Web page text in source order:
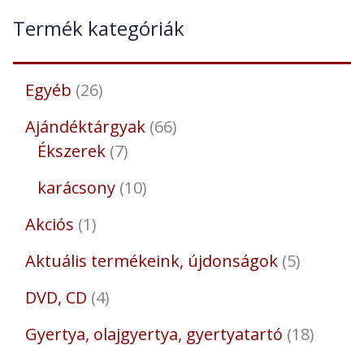
Termék kategóriák
Egyéb 26
Ajándéktárgyak 66
Ékszerek 7
karácsony 10
Akciós 1
Aktuális termékeink, újdonságok 5
DVD, CD 4
Gyertya, olajgyertya, gyertyatartó 18